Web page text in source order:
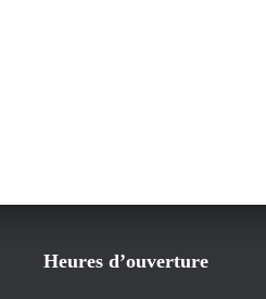
Heures d’ouverture